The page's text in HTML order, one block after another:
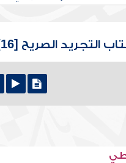
التجريد الصريح [16]